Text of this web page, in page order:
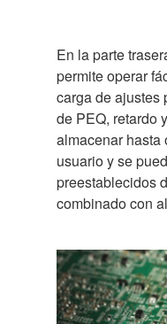
En la parte
permite operar
carga de ajustes
de PEQ, retardo
almacenar hasta
usuario y se
preestablecidos
combinado con